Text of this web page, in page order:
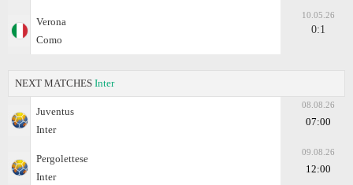
Verona
Como
10.05.26
0:1
NEXT MATCHES Inter
Juventus
Inter
08.08.26
07:00
Pergolettese
Inter
09.08.26
12:00